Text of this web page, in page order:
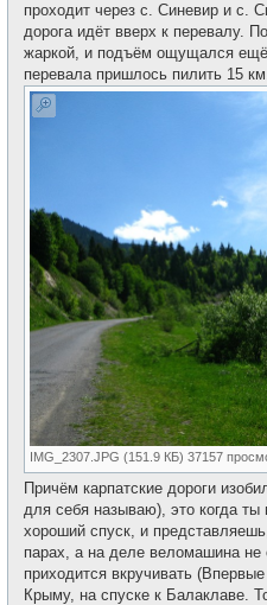
проходит через с. Синевир и с.
дорога идёт вверх к перевалу.
жаркой, и подъём ощущался
перевала пришлось пилить 15
IMG_2307.JPG (151.9 КБ) 37157
Причём карпатские дороги
для себя называю), это когда
хороший спуск, и
парах, а на деле веломашина не
приходится вкручивать
Крыму, на спуске к Балаклаве.